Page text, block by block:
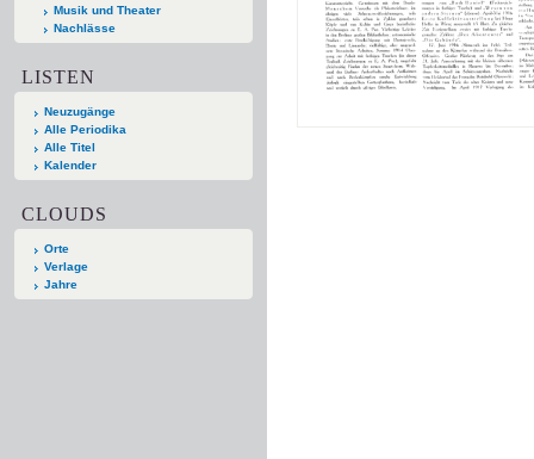
Musik und Theater
Nachlässe
LISTEN
Neuzugänge
Alle Periodika
Alle Titel
Kalender
CLOUDS
Orte
Verlage
Jahre